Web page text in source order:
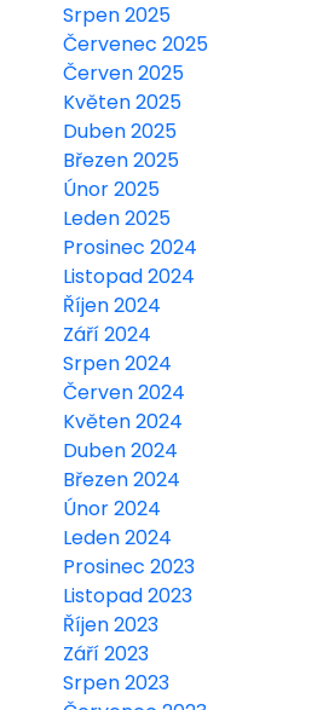
Srpen 2025
Červenec 2025
Červen 2025
Květen 2025
Duben 2025
Březen 2025
Únor 2025
Leden 2025
Prosinec 2024
Listopad 2024
Říjen 2024
Září 2024
Srpen 2024
Červen 2024
Květen 2024
Duben 2024
Březen 2024
Únor 2024
Leden 2024
Prosinec 2023
Listopad 2023
Říjen 2023
Září 2023
Srpen 2023